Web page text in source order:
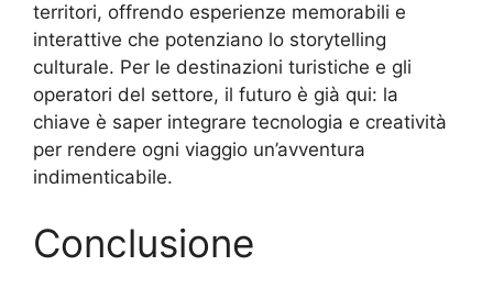
territori, offrendo esperienze memorabili e
interattive che potenziano lo storytelling
culturale. Per le destinazioni turistiche e gli
operatori del settore, il futuro è già qui: la
chiave è saper integrare tecnologia e creatività
per rendere ogni viaggio un’avventura
indimenticabile.
Conclusione